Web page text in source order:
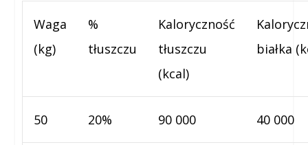
Waga
(kg)
%
tłuszczu
Kaloryczność
tłuszczu
(kcal)
białka
50 20% 90 000 40 000